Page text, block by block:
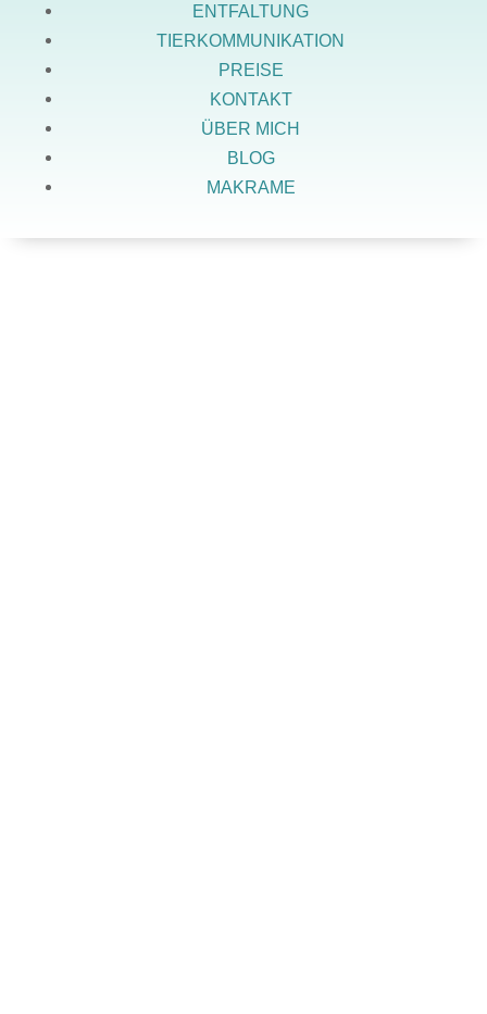
ENTFALTUNG
TIERKOMMUNIKATION
PREISE
KONTAKT
ÜBER MICH
BLOG
MAKRAME